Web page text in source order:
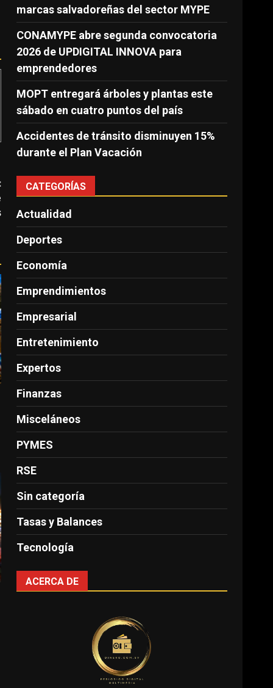
marcas salvadoreñas del sector MYPE
CONAMYPE abre segunda convocatoria
2026 de UPDIGITAL INNOVA para
emprendedores
MOPT entregará árboles y plantas este
sábado en cuatro puntos del país
Accidentes de tránsito disminuyen 15%
durante el Plan Vacación
CATEGORÍAS
Actualidad
Deportes
Economía
Emprendimientos
Empresarial
Entretenimiento
Expertos
Finanzas
Misceláneos
PYMES
RSE
Sin categoría
Tasas y Balances
Tecnología
ACERCA DE